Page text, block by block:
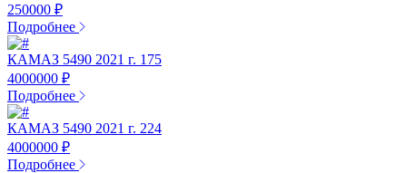
250000 ₽
Подробнее
КАМАЗ 5490 2021 г. 175
4000000 ₽
Подробнее
КАМАЗ 5490 2021 г. 224
4000000 ₽
Подробнее